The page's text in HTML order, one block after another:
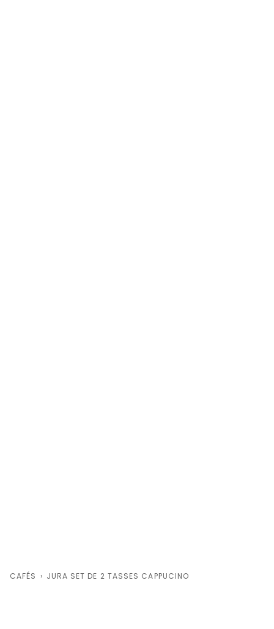
CAFÉS › JURA SET DE 2 TASSES CAPPUCINO